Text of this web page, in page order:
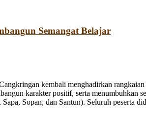
Semangat Belajar
kembali menghadirkan
karakter positif, serta menumbuhkan
Sopan, dan Santun). Seluruh peserta